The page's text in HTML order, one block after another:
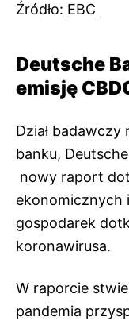
Źródło: EBC
Deutsche
emisję
Dział
banku,
nowy raport
ekonomicznych
gospodarek
koronawirusa.
W raporcie
pandemia